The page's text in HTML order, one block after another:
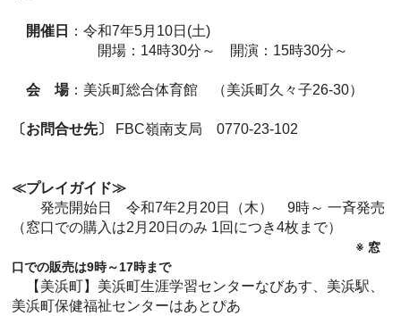
開催日
：令和7年5月10日(土)
開場：14時30分～ 開演：15時30分～
会 場：美浜町総合体育館 （美浜町久々子26-30）
〔お問合せ先〕 FBC嶺南支局 0770-23-102
≪プレイガイド≫
発売開始日 令和7年2月20日（木） 9時～ 一斉発売
（窓口での購入は2月20日のみ 1回につき4枚まで）
※ 窓
口での販売は9時～17時まで
【美浜町】美浜町生涯学習センターなびあす、美浜駅、
美浜町保健福祉センターはあとぴあ